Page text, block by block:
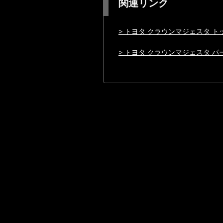
関連リンク
> トヨタ クラウンマジェスタ ト
> トヨタ クラウンマジェスタ パ